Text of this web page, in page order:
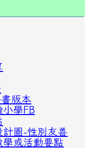
版本
學FB
計圖-性別友善
或活動要點